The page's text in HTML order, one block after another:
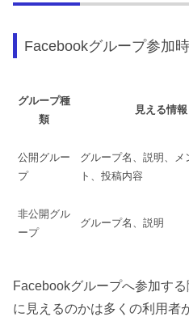
Facebookグループ参加
グループ種
類
見える情報
公開グルー
プ
グループ名、説明、メ
ト、投稿内容
非公開グル
ープ
グループ名、説明
Facebookグループへ参加す
に見えるのかは多くの利用者